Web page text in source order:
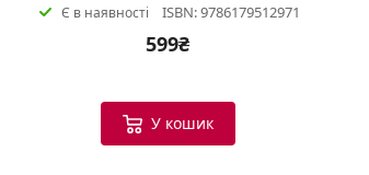
Є в наявності ISBN: 9786179512971
599₴
У кошик